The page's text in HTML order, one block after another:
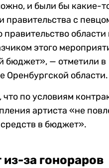
и были бы какие-
правительства с
правительство области
этого
бюджет», — отметили в
Оренбургской области.
по условиям
артиста «не
в бюджет».
за гонораров